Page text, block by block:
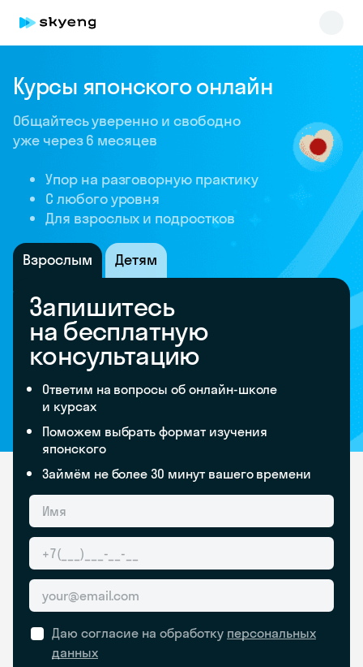
Курсы японского онлайн
Общайтесь уверенно и свободно
уже через 6 месяцев
Упор на разговорную практику
C любого уровня
Для взрослых и подростков
Взрослым Детям
Запишитесь
на бесплатную
консультацию
Ответим на вопросы об онлайн-школе
и курсах
Поможем выбрать формат изучения
японского
Займём не более 30 минут вашего времени
Даю согласие на обработку персональных
данных
Skyeng Chat
online